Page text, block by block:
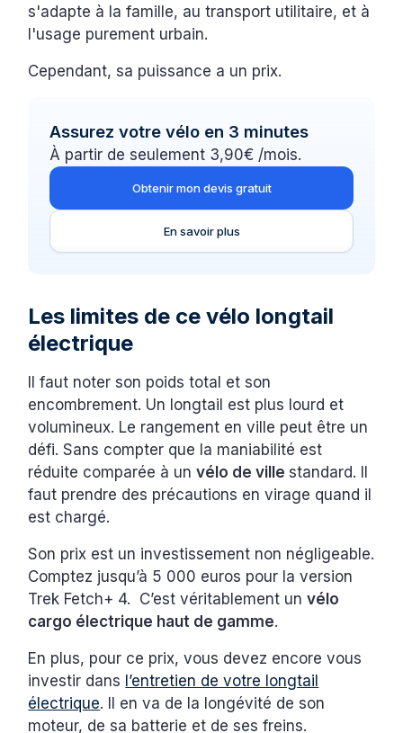
s'adapte à la famille, au transport utilitaire, et à
l'usage purement urbain.
Cependant, sa puissance a un prix.
Assurez votre vélo en 3 minutes
À partir de seulement 3,90€ /mois.
Obtenir mon devis gratuit
En savoir plus
Les limites de ce vélo longtail
électrique
Il faut noter son poids total et son
encombrement. Un longtail est plus lourd et
volumineux. Le rangement en ville peut être un
défi. Sans compter que la maniabilité est
réduite comparée à unvélo de villestandard. Il
faut prendre des précautions en virage quand il
est chargé.
Son prix est un investissement non négligeable.
Comptez jusqu’à 5 000 euros pour la version
Trek Fetch+ 4. C’est véritablement unvélo
cargo électrique haut de gamme.
En plus, pour ce prix, vous devez encore vous
investir dans l’entretien de votre longtail
électrique. Il en va de la longévité de son
moteur, de sa batterie et de ses freins.